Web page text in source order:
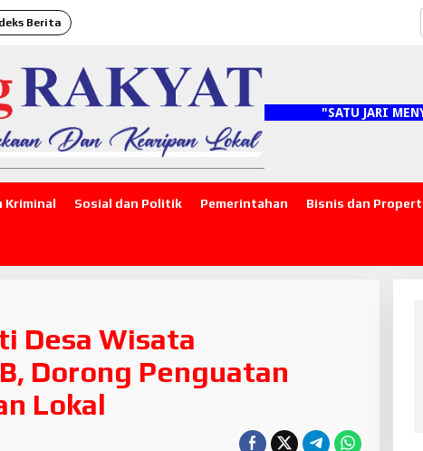
Berita
"SATU JARI MENYEBARKAN
Kriminal Sosial dan Politik Pemerintahan Bisnis dan
Desa Wisata
Dorong Penguatan
Lokal